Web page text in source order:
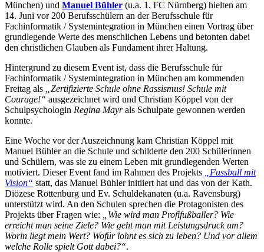
München) und Manuel Bühler (u.a. 1. FC Nürnberg) hielten am
14. Juni vor 200 Berufsschülern an der Berufsschule für
Fachinformatik / Systemintegration in München einen Vortrag über
grundlegende Werte des menschlichen Lebens und betonten dabei
den christlichen Glauben als Fundament ihrer Haltung.
Hintergrund zu diesem Event ist, dass die Berufsschule für
Fachinformatik / Systemintegration in München am kommenden
Freitag als
„Zertifizierte Schule ohne Rassismus! Schule mit
Courage!“ ausgezeichnet wird und Christian Köppel von der
Schulpsychologin Regina Mayrals Schulpate gewonnen werden
konnte.
Eine Woche vor der Auszeichnung kam Christian Köppel mit
Manuel Bühler an die Schule und schilderte den 200 Schülerinnen
und Schülern, was sie zu einem Leben mit grundlegenden Werten
motiviert. Dieser Event fand im Rahmen des Projekts
„Fussball mit
Vision“ statt, das Manuel Bühler initiiert hat und das von der Kath.
Diözese Rottenburg und Ev. Schuldekanaten (u.a. Ravensburg)
unterstützt wird. An den Schulen sprechen die Protagonisten des
Projekts über Fragen wie:
„Wie wird man Profifußballer? Wie
erreicht man seine Ziele? Wie geht man mit Leistungsdruck um?
Worin liegt mein Wert? Wofür lohnt es sich zu leben? Und vor allem
welche Rolle spielt Gott dabei?“.